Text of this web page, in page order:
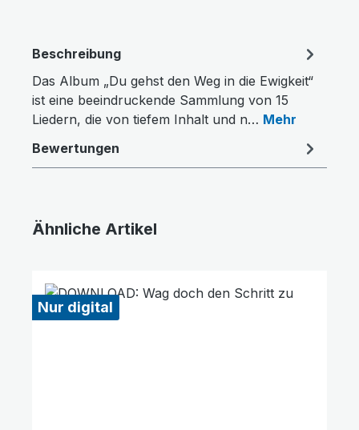
Beschreibung
Das Album „Du gehst den Weg in die Ewigkeit“
ist eine beeindruckende Sammlung von 15
Liedern, die von tiefem Inhalt und n… Mehr
Bewertungen
Ähnliche Artikel
Nur digital